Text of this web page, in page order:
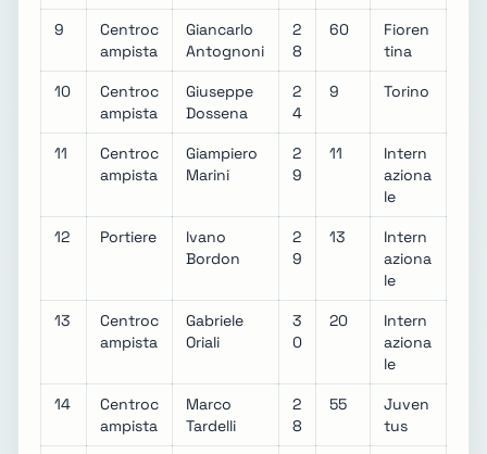
9
Centroc
ampista
Giancarlo
Antognoni
2
8
60
Fioren
tina
10
Centroc
ampista
Giuseppe
Dossena
2
4
9 Torino
11
Centroc
ampista
Giampiero
Marini
2
9
11
Intern
aziona
le
12 Portiere
Ivano
Bordon
2
9
13
Intern
aziona
le
13
Centroc
ampista
Gabriele
Oriali
3
0
20
Intern
aziona
le
14
Centroc
ampista
Marco
Tardelli
2
8
55
Juven
tus